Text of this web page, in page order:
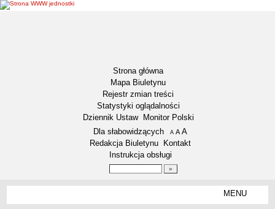
Strona główna
Mapa Biuletynu
Rejestr zmian treści
Statystyki oglądalności
Dziennik Ustaw
Monitor Polski
Menu dodatkowe
Dla słabowidzących A pomniejsz czcionkę
A standardowy rozmiar czcionki
A
Redakcja Biuletynu
Kontakt
Instrukcja obsługi
MENU